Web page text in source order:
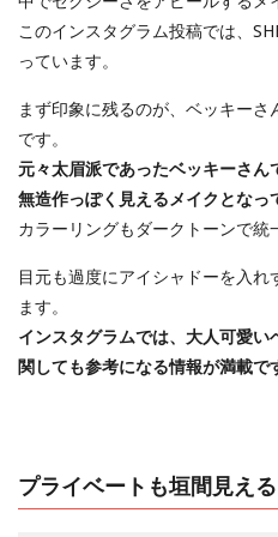
このインスタグラム投稿では、
っています。
まず印象に残るのが、ベッキー
です。
元々太眉派であったベッキーさ
無造作っぽく見えるメイクとなっ
カラーリングもダークトーンで統
目元も過度にアイシャドーを入
ます。
インスタグラムでは、大人可愛
関しても参考になる情報が満載で
プライベートも垣間見える